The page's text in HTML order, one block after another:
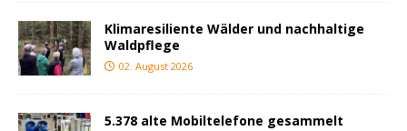
Klimaresiliente Wälder und nachhaltige
Waldpflege
02. August 2026
5.378 alte Mobiltelefone gesammelt